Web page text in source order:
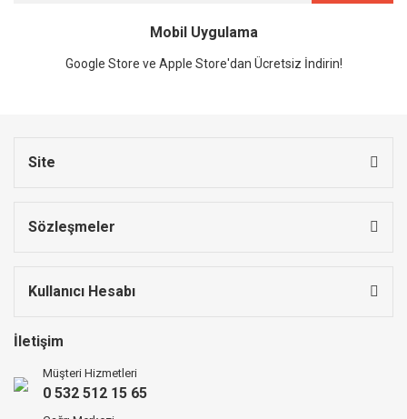
Mobil Uygulama
Google Store ve Apple Store'dan Ücretsiz İndirin!
Site
Sözleşmeler
Kullanıcı Hesabı
İletişim
Müşteri Hizmetleri
0 532 512 15 65